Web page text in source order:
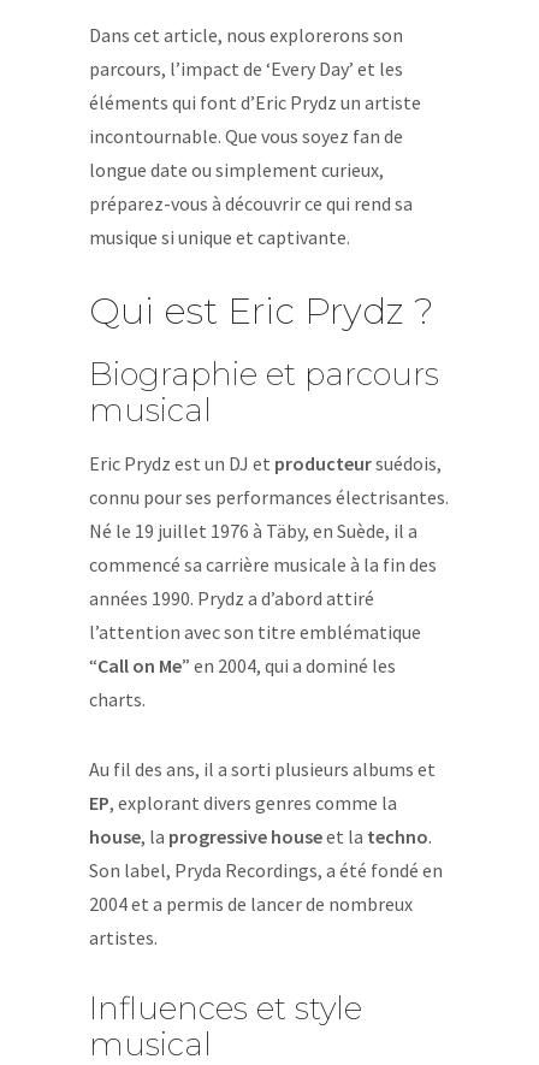
Dans cet article, nous explorerons son
parcours, l’impact de ‘Every Day’ et les
éléments qui font d’Eric Prydz un artiste
incontournable. Que vous soyez fan de
longue date ou simplement curieux,
préparez-vous à découvrir ce qui rend sa
musique si unique et captivante.
Qui est Eric Prydz ?
Biographie et parcours
musical
Eric Prydz est un DJ et producteursuédois,
connu pour ses performances électrisantes.
Né le 19 juillet 1976 à Täby, en Suède, il a
commencé sa carrière musicale à la fin des
années 1990. Prydz a d’abord attiré
l’attention avec son titre emblématique
“Call on Me” en 2004, qui a dominé les
charts.
Au fil des ans, il a sorti plusieurs albums et
EP, explorant divers genres comme la
house, la progressive houseet la techno.
Son label, Pryda Recordings, a été fondé en
2004 et a permis de lancer de nombreux
artistes.
Influences et style
musical